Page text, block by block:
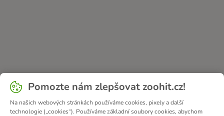
Pomozte nám zlepšovat zoohit.cz!
Na našich webových stránkách používáme cookies, pixely a další
technologie („cookies“). Používáme základní soubory cookies, abychom